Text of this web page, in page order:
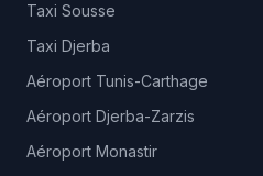
Taxi Sousse
Taxi Djerba
Aéroport Tunis-Carthage
Aéroport Djerba-Zarzis
Aéroport Monastir